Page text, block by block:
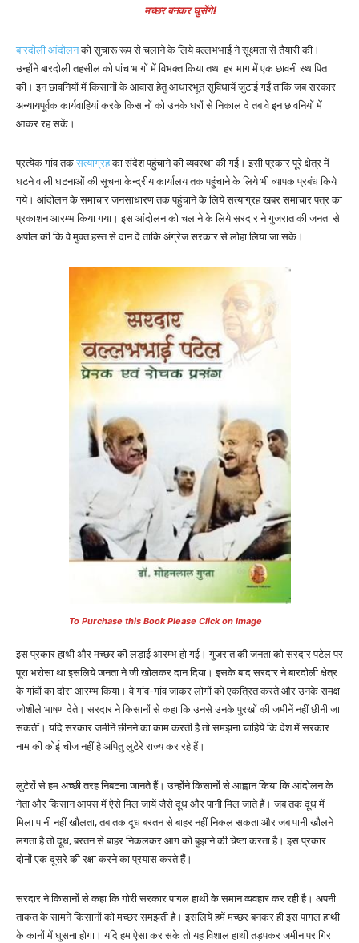
मच्छर बनकर घुसेंगे!
बारदोली आंदोलनको सुचारू रूप से चलाने के लिये वल्लभभाई ने सूक्ष्मता से तैयारी की।
उन्होंने बारदोली तहसील को पांच भागों में विभक्त किया तथा हर भाग में एक छावनी स्थापित
की। इन छावनियों में किसानों के आवास हेतु आधारभूत सुविधायें जुटाई गईं ताकि जब सरकार
अन्यायपूर्वक कार्यवाहियां करके किसानों को उनके घरों से निकाल दे तब वे इन छावनियों में
आकर रह सकें।
प्रत्येक गांव तक सत्याग्रहका संदेश पहुंचाने की व्यवस्था की गई। इसी प्रकार पूरे क्षेत्र में
घटने वाली घटनाओं की सूचना केन्द्रीय कार्यालय तक पहुंचाने के लिये भी व्यापक प्रबंध किये
गये। आंदोलन के समाचार जनसाधारण तक पहुंचाने के लिये सत्याग्रह खबर समाचार पत्र का
प्रकाशन आरम्भ किया गया। इस आंदोलन को चलाने के लिये सरदार ने गुजरात की जनता से
अपील की कि वे मुक्त हस्त से दान दें ताकि अंग्रेज सरकार से लोहा लिया जा सके।
To Purchase this Book Please Click on Image
इस प्रकार हाथी और मच्छर की लड़ाई आरम्भ हो गई। गुजरात की जनता को सरदार पटेल पर
पूरा भरोसा था इसलिये जनता ने जी खोलकर दान दिया। इसके बाद सरदार ने बारदोली क्षेत्र
के गांवों का दौरा आरम्भ किया। वे गांव-गांव जाकर लोगों को एकत्रित करते और उनके समक्ष
जोशीले भाषण देते। सरदार ने किसानों से कहा कि उनसे उनके पुरखों की जमीनें नहीं छीनी जा
सकतीं। यदि सरकार जमीनें छीनने का काम करती है तो समझना चाहिये कि देश में सरकार
नाम की कोई चीज नहीं है अपितु लुटेरे राज्य कर रहे हैं।
लुटेरों से हम अच्छी तरह निबटना जानते हैं। उन्होंने किसानों से आह्वान किया कि आंदोलन के
नेता और किसान आपस में ऐसे मिल जायें जैसे दूध और पानी मिल जाते हैं। जब तक दूध में
मिला पानी नहीं खौलता, तब तक दूध बरतन से बाहर नहीं निकल सकता और जब पानी खौलने
लगता है तो दूध, बरतन से बाहर निकलकर आग को बुझाने की चेष्टा करता है। इस प्रकार
दोनों एक दूसरे की रक्षा करने का प्रयास करते हैं।
सरदार ने किसानों से कहा कि गोरी सरकार पागल हाथी के समान व्यवहार कर रही है। अपनी
ताकत के सामने किसानों को मच्छर समझती है। इसलिये हमें मच्छर बनकर ही इस पागल हाथी
के कानों में घुसना होगा। यदि हम ऐसा कर सके तो यह विशाल हाथी तड़पकर जमीन पर गिर